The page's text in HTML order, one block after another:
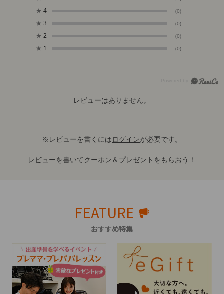
★ 4 (0)
★ 3 (0)
★ 2 (0)
★ 1 (0)
レビューはありません。
※レビューを書くにはログインが必要です。
レビューを書いてクーポン＆プレゼントをもらおう！
FEATURE
おすすめ特集